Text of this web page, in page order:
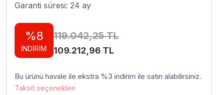
Garanti süresi: 24 ay
%8
İNDİRİM
119.042,25TL
Orijinal
119.042,25 TL.
109.212,96 TLŞu
fiyat:
Bu ürünü havale ile ekstra %3 indirim ile satın alabilirsiniz.
Taksit seçenekleri